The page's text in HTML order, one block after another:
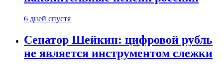
6 дней спустя
Сенатор Шейкин: цифровой рубль
не является инструментом слежки